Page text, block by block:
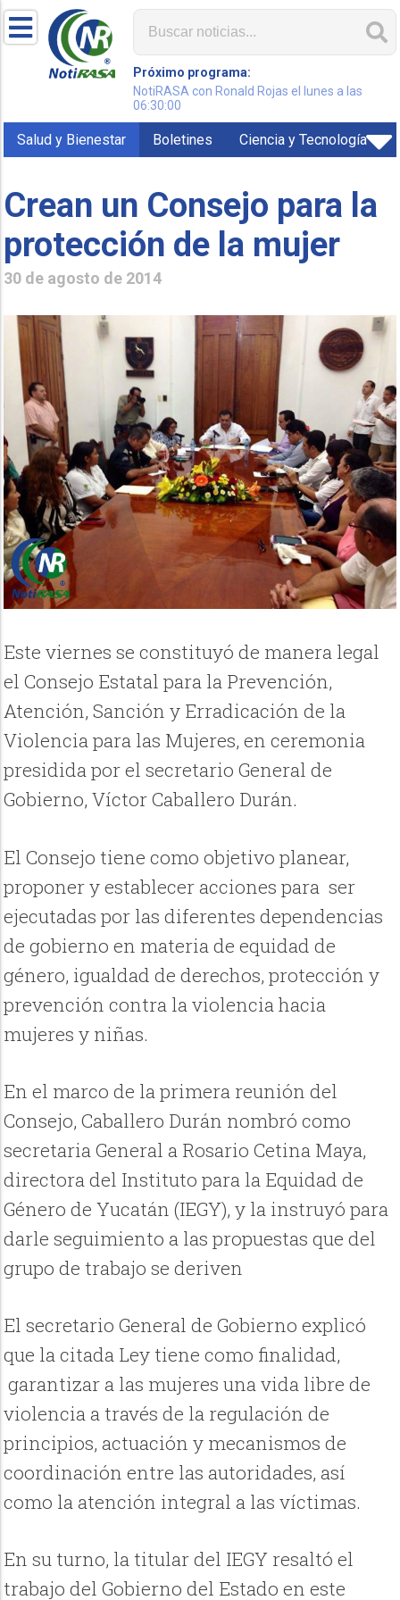
Próximo programa:
NotiRASA con Ronald Rojas el lunes a las
06:30:00
Salud y Bienestar Boletines Ciencia y Tecnología
Crean un Consejo para la
protección de la mujer
30 de agosto de 2014
Este viernes se constituyó de manera legal
el Consejo Estatal para la Prevención,
Atención, Sanción y Erradicación de la
Violencia para las Mujeres, en ceremonia
presidida por el secretario General de
Gobierno, Víctor Caballero Durán.
El Consejo tiene como objetivo planear,
proponer y establecer acciones para ser
ejecutadas por las diferentes dependencias
de gobierno en materia de equidad de
género, igualdad de derechos, protección y
prevención contra la violencia hacia
mujeres y niñas.
En el marco de la primera reunión del
Consejo, Caballero Durán nombró como
secretaria General a Rosario Cetina Maya,
directora del Instituto para la Equidad de
Género de Yucatán (IEGY), y la instruyó para
darle seguimiento a las propuestas que del
grupo de trabajo se deriven
El secretario General de Gobierno explicó
que la citada Ley tiene como finalidad,
garantizar a las mujeres una vida libre de
violencia a través de la regulación de
principios, actuación y mecanismos de
coordinación entre las autoridades, así
como la atención integral a las víctimas.
En su turno, la titular del IEGY resaltó el
trabajo del Gobierno del Estado en este